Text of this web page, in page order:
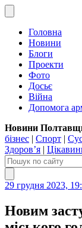
Головна
Новини
Блоги
Проекти
Фото
Досьє
Війна
Допомога
Новини
бізнес | Спорт |
Здоров’я |
29 грудня 2023,
Новим